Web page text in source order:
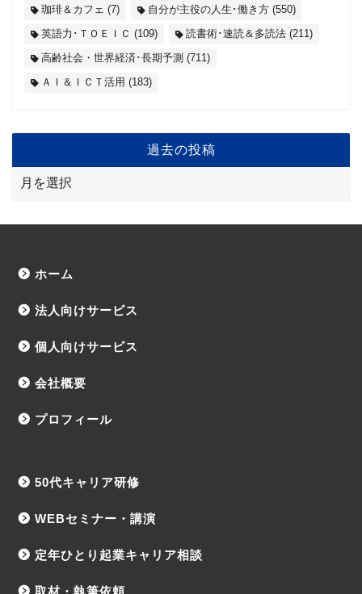
珈琲＆カフェ (7) 自分が主役の人生･働き方 (550)
英語力･ＴＯＥＩＣ (109) 読書術･速読＆多読法 (211)
高齢社会・世界経済･長期予測 (711)
ＡＩ＆ＩＣＴ活用 (183)
過去の投稿
ホーム
法人向けサービス
個人向けサービス
会社概要
プロフィール
50代キャリア研修
WEBセミナー・講演
定年ひとり起業キャリア相談